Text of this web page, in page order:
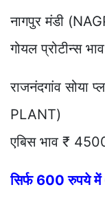
नागपुर मंडी
गोयल प्रोटीन्स
राजनंदगांव सोया
PLANT)
एबिस भाव ₹
सिर्फ 600 रुपये